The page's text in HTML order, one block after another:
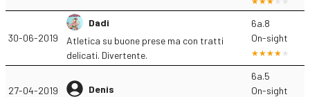
30-06-2019
Dadi
Atletica su buone prese ma con tratti
delicati. Divertente.
6a.8
On-sight
27-04-2019 Denis
6a.5
On-sight